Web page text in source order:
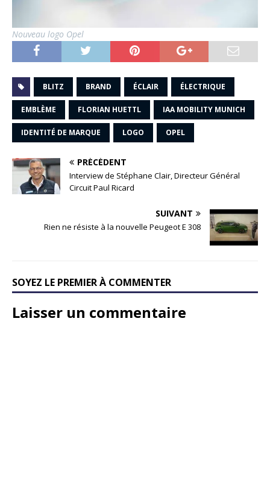
Nouveau logo Opel
BLITZ BRAND ÉCLAIR ÉLECTRIQUE
EMBLÈME FLORIAN HUETTL IAA MOBILITY MUNICH
IDENTITÉ DE MARQUE LOGO OPEL
PRÉCÉDENT
Interview de Stéphane Clair, Directeur Général
Circuit Paul Ricard
SUIVANT
Rien ne résiste à la nouvelle Peugeot E 308
SOYEZ LE PREMIER À COMMENTER
Laisser un commentaire